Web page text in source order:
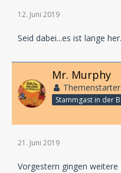
12. Juni 2019
Seid dabei...es ist lange
Mr. Murphy
Themenstarter
21. Juni 2019
Vorgestern gingen